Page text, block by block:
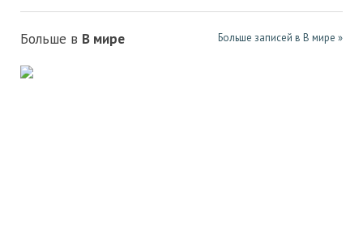
Больше в В мире Больше записей в В мире »